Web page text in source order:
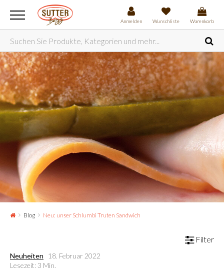
Anmelden Wunschliste Warenkorb
Blog Neu: unser Schlumbi Truten Sandwich
Filter
Neuheiten
18. Februar 2022
Lesezeit: 3 Min.